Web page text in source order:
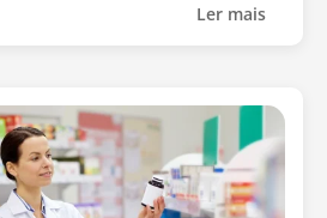
Ler mais